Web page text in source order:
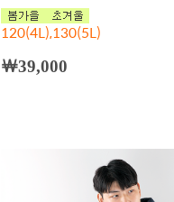
120(4L),130(5L)
￦39,000